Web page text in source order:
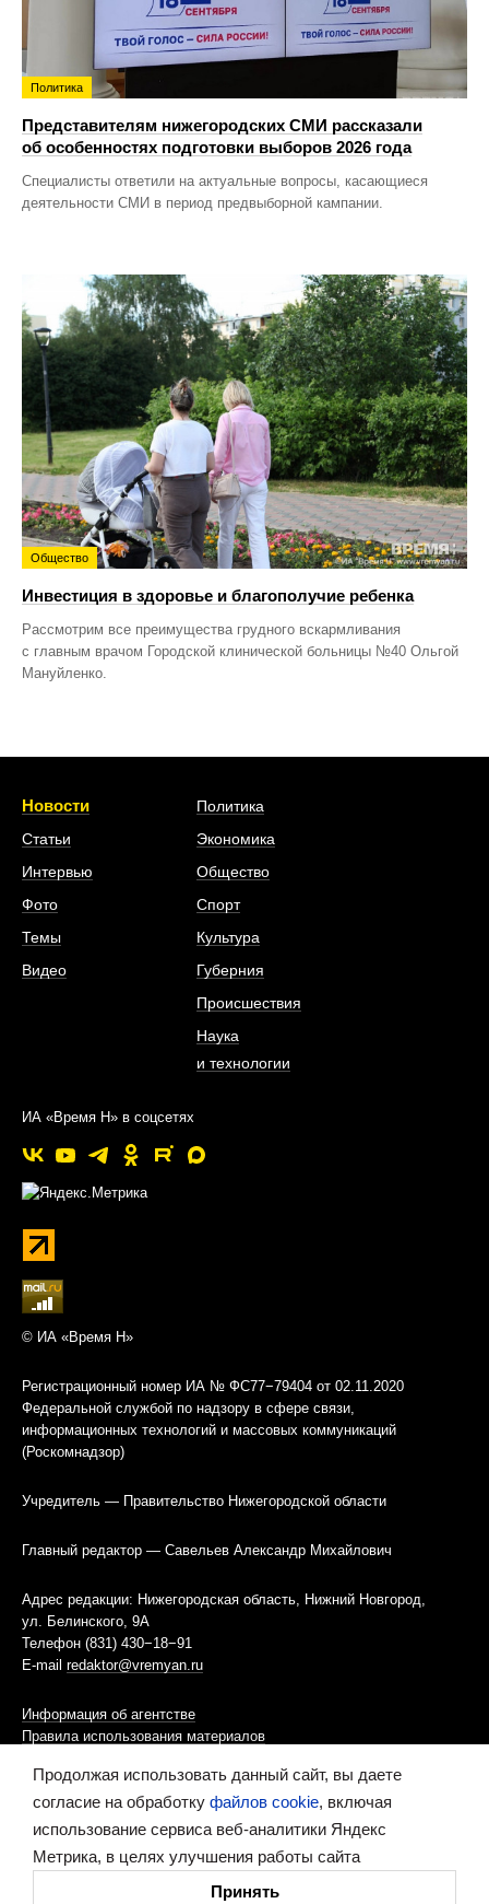
Политика
Представителям нижегородских СМИ рассказали
об особенностях подготовки выборов 2026 года
Специалисты ответили на актуальные вопросы, касающиеся
деятельности СМИ в период предвыборной кампании.
Общество
Инвестиция в здоровье и благополучие ребенка
Рассмотрим все преимущества грудного вскармливания
с главным врачом Городской клинической больницы №40 Ольгой
Мануйленко.
Новости
Статьи
Интервью
Фото
Темы
Видео
Политика
Экономика
Общество
Спорт
Культура
Губерния
Происшествия
Наука
и технологии
ИА «Время Н» в соцсетях
© ИА «Время Н»
Регистрационный номер ИА № ФС77−79404 от 02.11.2020
Федеральной службой по надзору в сфере связи,
информационных технологий и массовых коммуникаций
(Роскомнадзор)
Учредитель — Правительство Нижегородской области
Главный редактор — Савельев Александр Михайлович
Адрес редакции: Нижегородская область, Нижний Новгород,
ул. Белинского, 9А
Телефон (831) 430−18−91
E-mail redaktor@vremyan.ru
Информация об агентстве
Правила использования материалов
Информационная политика использования «cookies»-файлов
Ресурс содержит материалы 16+
Продолжая использовать данный сайт, вы даете
согласие на обработку файлов cookie, включая
использование сервиса веб-аналитики Яндекс
Метрика, в целях улучшения работы сайта
Принять